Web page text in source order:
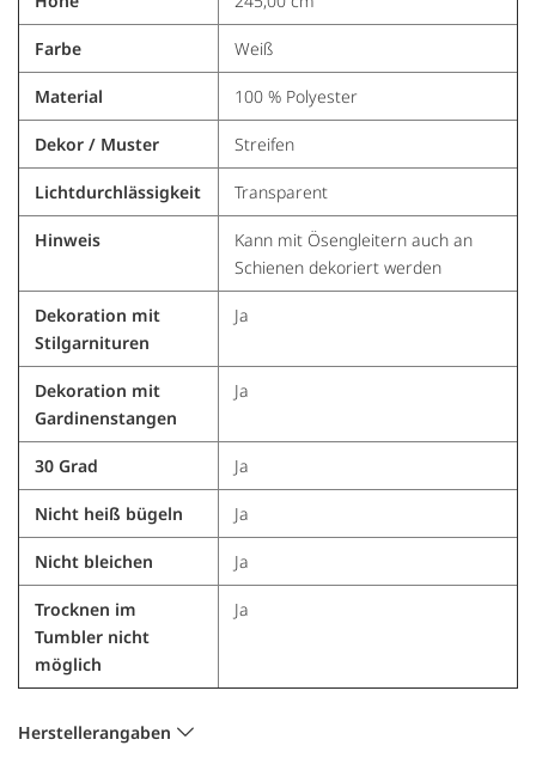
Farbe Weiß
Material 100 % Polyester
Dekor / Muster Streifen
Lichtdurchlässigkeit Transparent
Hinweis
Kann mit Ösengleitern auch an
Schienen dekoriert werden
Dekoration mit
Stilgarnituren
Ja
Dekoration mit
Gardinenstangen
Ja
30 Grad Ja
Nicht heiß bügeln Ja
Nicht bleichen Ja
Trocknen im
Tumbler nicht
möglich
Ja
Herstellerangaben